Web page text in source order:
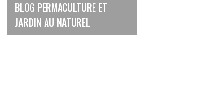
BLOG PERMACULTURE ET
JARDIN AU NATUREL